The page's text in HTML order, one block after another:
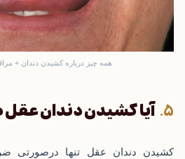
همه چیز درباره کشیدن دندان +
آیا کشیدن دندان
کشیدن دندان عقل تنها در‌صورتی